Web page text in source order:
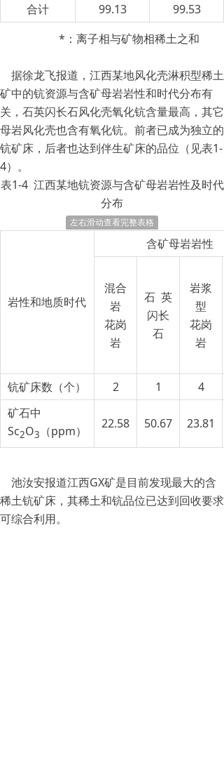
合计
99.13
99.53
*：离子相与矿物相稀土之和
据徐龙飞报道，江西某地风化壳淋积型稀土
矿中的钪资源与含矿母岩岩性和时代分布有
关，石英闪长石风化壳氧化钪含量最高，其它
母岩风化壳也含有氧化钪。前者已成为独立的
钪矿床，后者也达到伴生矿床的品位（见表1-
4）。
表1-4 江西某地钪资源与含矿母岩岩性及时代
分布
左右滑动查看完整表格
岩性和地质时代
含矿母岩岩性
混合
岩
花岗
岩
石 英
闪长
石
岩浆
型
花岗
岩
钪矿床数（个） 2 1
4
矿石中
Sc2O3 （ppm） 22.58 50.67 23.81
池汝安报道江西GX矿是目前发现最大的含
稀土钪矿床，其稀土和钪品位已达到回收要求
可综合利用。